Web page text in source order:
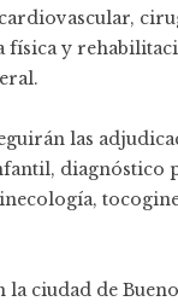
y
las
diagnóstico
la ciudad de